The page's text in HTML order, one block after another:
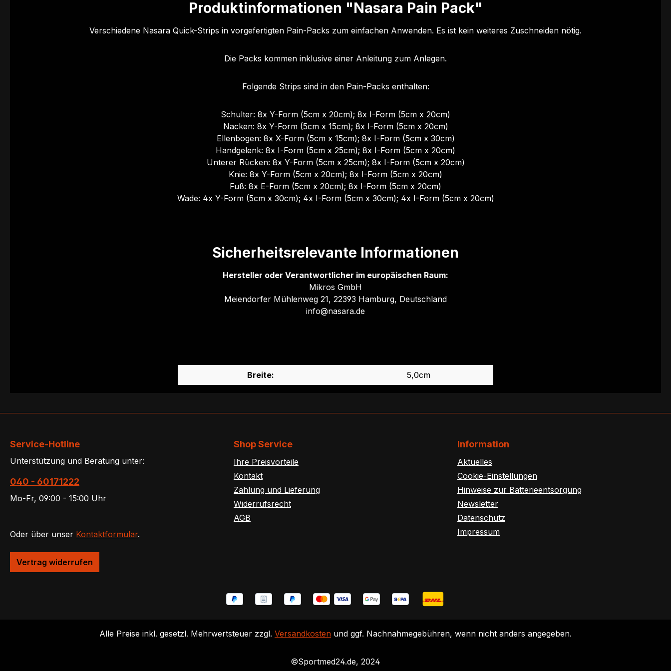
Produktinformationen "Nasara Pain Pack"
Verschiedene Nasara Quick-Strips in vorgefertigten Pain-Packs zum einfachen Anwenden. Es ist kein weiteres Zuschneiden nötig.
Die Packs kommen inklusive einer Anleitung zum Anlegen.
Folgende Strips sind in den Pain-Packs enthalten:
Schulter: 8x Y-Form (5cm x 20cm); 8x I-Form (5cm x 20cm)
Nacken: 8x Y-Form (5cm x 15cm); 8x I-Form (5cm x 20cm)
Ellenbogen: 8x X-Form (5cm x 15cm); 8x I-Form (5cm x 30cm)
Handgelenk: 8x I-Form (5cm x 25cm); 8x I-Form (5cm x 20cm)
Unterer Rücken: 8x Y-Form (5cm x 25cm); 8x I-Form (5cm x 20cm)
Knie: 8x Y-Form (5cm x 20cm); 8x I-Form (5cm x 20cm)
Fuß: 8x E-Form (5cm x 20cm); 8x I-Form (5cm x 20cm)
Wade: 4x Y-Form (5cm x 30cm); 4x I-Form (5cm x 30cm); 4x I-Form (5cm x 20cm)
Sicherheitsrelevante Informationen
Hersteller oder Verantwortlicher im europäischen Raum:
Mikros GmbH
Meiendorfer Mühlenweg 21, 22393 Hamburg, Deutschland
info@nasara.de
Breite: 5,0cm
Service-Hotline
Unterstützung und Beratung unter:
040 - 60171222
Mo-Fr, 09:00 - 15:00 Uhr
Oder über unser Kontaktformular.
Vertrag widerrufen
Shop Service
Ihre Preisvorteile
Kontakt
Zahlung und Lieferung
Widerrufsrecht
AGB
Information
Aktuelles
Cookie-Einstellungen
Hinweise zur Batterieentsorgung
Newsletter
Datenschutz
Impressum
Alle Preise inkl. gesetzl. Mehrwertsteuer zzgl. Versandkosten und ggf. Nachnahmegebühren, wenn nicht anders angegeben.
©Sportmed24.de, 2024